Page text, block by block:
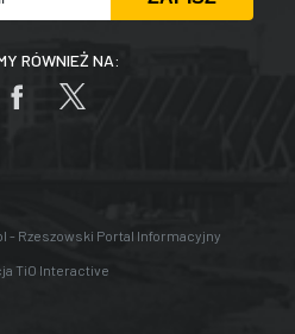
RÓWNIEŻ NA:
- Rzeszowski Portal Informacyjny
TiO Interactive